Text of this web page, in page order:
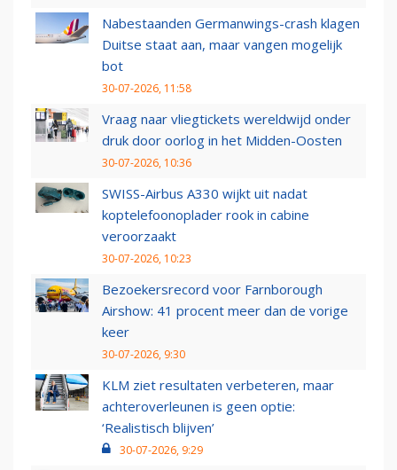
Nabestaanden Germanwings-crash klagen
Duitse staat aan, maar vangen mogelijk
bot
30-07-2026, 11:58
Vraag naar vliegtickets wereldwijd onder
druk door oorlog in het Midden-Oosten
30-07-2026, 10:36
SWISS-Airbus A330 wijkt uit nadat
koptelefoonoplader rook in cabine
veroorzaakt
30-07-2026, 10:23
Bezoekersrecord voor Farnborough
Airshow: 41 procent meer dan de vorige
keer
30-07-2026, 9:30
KLM ziet resultaten verbeteren, maar
achteroverleunen is geen optie:
‘Realistisch blijven’
30-07-2026, 9:29